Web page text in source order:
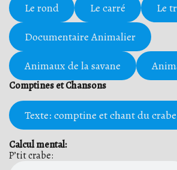
Le rond
Le carré
Le
Documentaire Animalier
Animaux de la savane
Comptines et Chansons
Texte: comptine et chant du crabe
Calcul mental:
P’tit crabe: